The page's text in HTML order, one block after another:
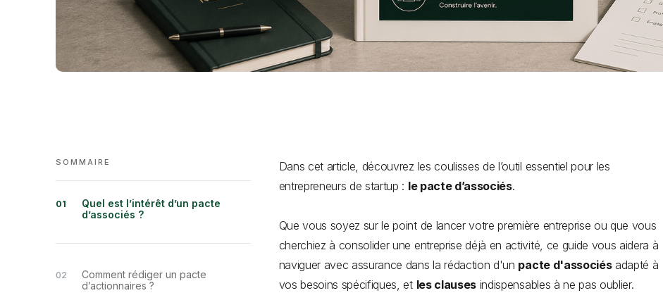
SOMMAIRE
Quel est l’intérêt d’un pacte
d’associés ?
Comment rédiger un pacte
d’actionnaires ?
Dans cet article, découvrez les coulisses de l’outil essentiel pour les
entrepreneurs de startup : le pacte d’associés.
Que vous soyez sur le point de lancer votre première entreprise ou que vous
cherchiez à consolider une entreprise déjà en activité, ce guide vous aidera à
naviguer avec assurance dans la rédaction d'un pacte d'associésadapté à
vos besoins spécifiques, et les clauses indispensables à ne pas oublier.